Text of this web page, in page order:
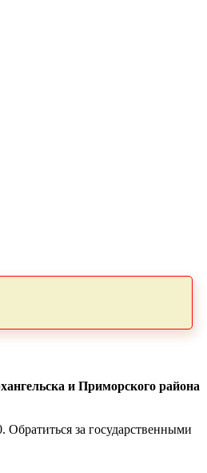
и Приморского района
за государственными